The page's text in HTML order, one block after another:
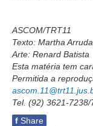
Calendário
Calendário
Calendário
Carta de
Cartilhas
ASCOM/TRT11
Texto: Martha Arruda
Arte: Renard Batista
Esta matéria tem
Permitida a
Tel. (92) 3621-7238/
f Share